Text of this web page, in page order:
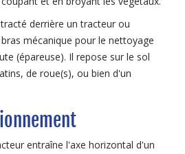
derrière un tracteur ou
mécanique pour le nettoyage
(épareuse). Il repose sur le sol
de roue(s), ou bien d'un
entraîne l'axe horizontal d'un